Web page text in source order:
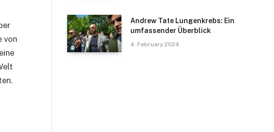
von
Andrew Tate Lungenkrebs: Ein
umfassender Überblick
4. February 2024